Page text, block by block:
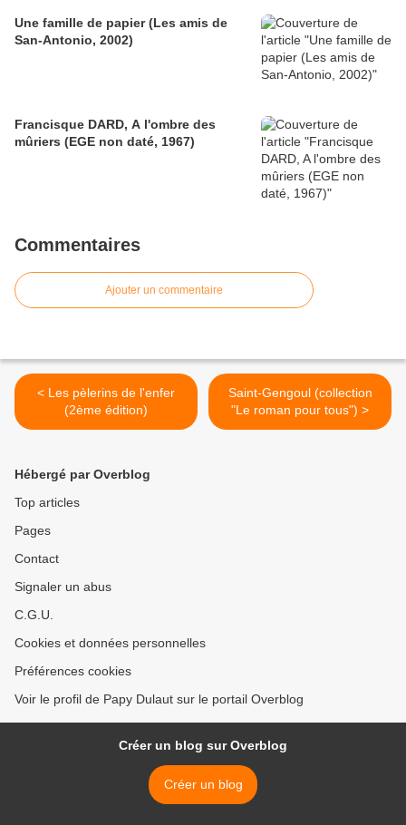
Une famille de papier (Les amis de
San-Antonio, 2002)
Francisque DARD, A l'ombre des
mûriers (EGE non daté, 1967)
Commentaires
Ajouter un commentaire
< Les pèlerins de l'enfer
(2ème édition)
Saint-Gengoul (collection
"Le roman pour tous") >
Hébergé par Overblog
Top articles
Pages
Contact
Signaler un abus
C.G.U.
Cookies et données personnelles
Préférences cookies
Voir le profil de Papy Dulaut sur le portail Overblog
Créer un blog sur Overblog
Créer un blog